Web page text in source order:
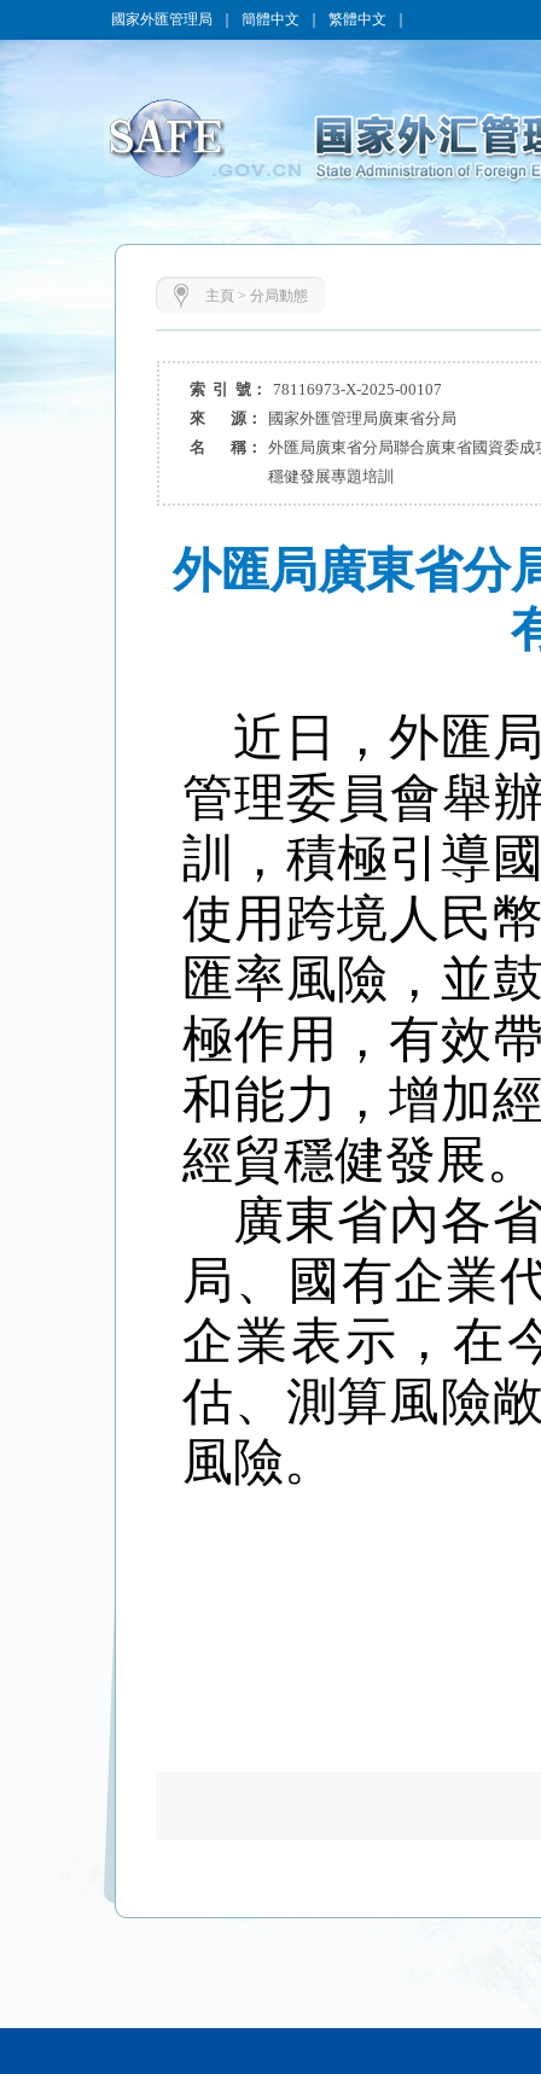
國家外匯管理局 簡體中文 繁體中文
主頁 > 分局動態
索 引 號：
78116973-X-2025-00107
來 源：
國家外匯管理局廣東省分局
名 稱：
外匯局廣東省分局聯合廣東省國資委
穩健發展專題培訓
外匯局廣東省分
近日，外匯
管理委員會舉
訓， 積極引導
使用跨境人民
匯率風險 ，並
極作用，有效
和能力，增加
經貿穩健發展。
廣東省內各
局、國有企業
企業表示 ，在
估、測算風險
風險。